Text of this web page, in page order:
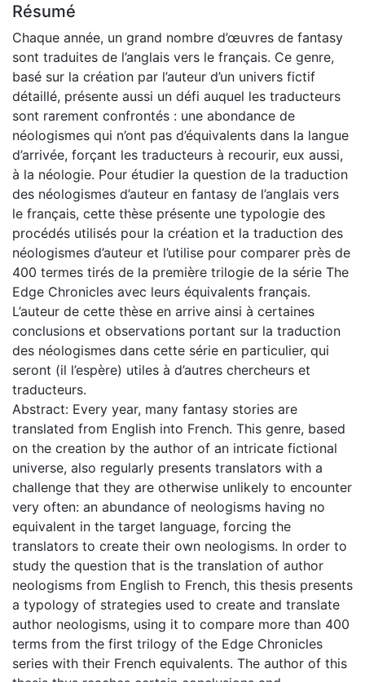
Résumé
Chaque année, un grand nombre d’œuvres de fantasy
sont traduites de l’anglais vers le français. Ce genre,
basé sur la création par l’auteur d’un univers fictif
détaillé, présente aussi un défi auquel les traducteurs
sont rarement confrontés : une abondance de
néologismes qui n’ont pas d’équivalents dans la langue
d’arrivée, forçant les traducteurs à recourir, eux aussi,
à la néologie. Pour étudier la question de la traduction
des néologismes d’auteur en fantasy de l’anglais vers
le français, cette thèse présente une typologie des
procédés utilisés pour la création et la traduction des
néologismes d’auteur et l’utilise pour comparer près de
400 termes tirés de la première trilogie de la série The
Edge Chronicles avec leurs équivalents français.
L’auteur de cette thèse en arrive ainsi à certaines
conclusions et observations portant sur la traduction
des néologismes dans cette série en particulier, qui
seront (il l’espère) utiles à d’autres chercheurs et
traducteurs.
Abstract: Every year, many fantasy stories are
translated from English into French. This genre, based
on the creation by the author of an intricate fictional
universe, also regularly presents translators with a
challenge that they are otherwise unlikely to encounter
very often: an abundance of neologisms having no
equivalent in the target language, forcing the
translators to create their own neologisms. In order to
study the question that is the translation of author
neologisms from English to French, this thesis presents
a typology of strategies used to create and translate
author neologisms, using it to compare more than 400
terms from the first trilogy of the Edge Chronicles
series with their French equivalents. The author of this